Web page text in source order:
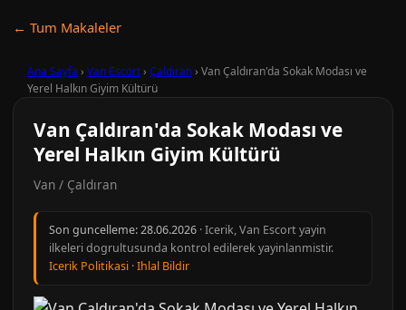
← Tum Makaleler
Ana Sayfa › Van Escort› Çaldıran› Van Çaldıran'da Sokak Modası ve
Yerel Halkın Giyim Kültürü
Van Çaldıran'da Sokak Modası ve
Yerel Halkın Giyim Kültürü
Van / Çaldıran
Son guncelleme:28.06.2026 · Icerik, Van Escort yayin
ilkeleri dogrultusunda kontrol edilerek yayinlanmistir.
Icerik Politikasi ·Ihlal Bildir